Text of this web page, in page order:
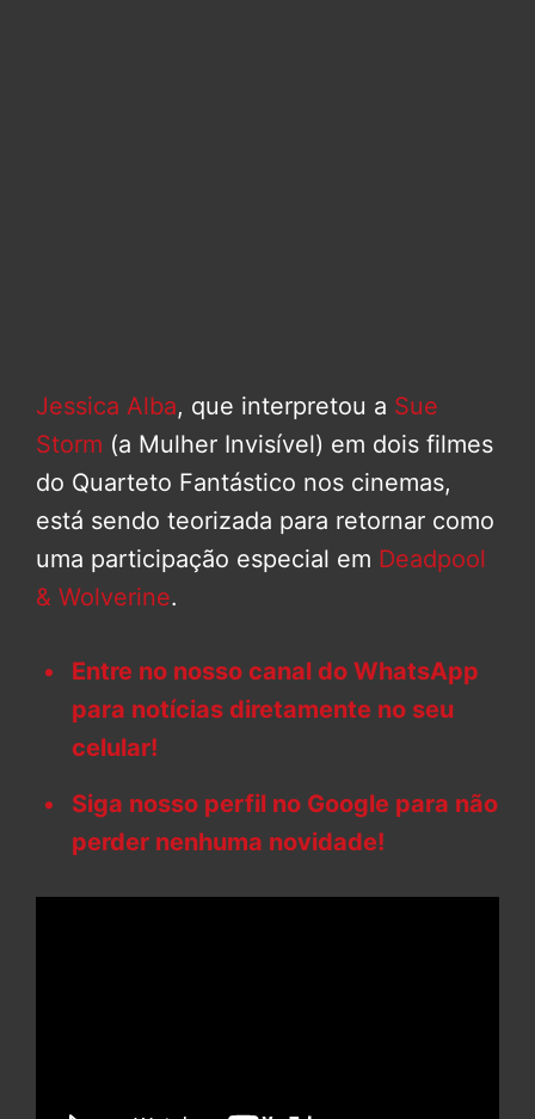
Jessica Alba, que interpretou a Sue
Storm (a Mulher Invisível) em dois filmes
do Quarteto Fantástico nos cinemas,
está sendo teorizada para retornar como
uma participação especial em Deadpool
& Wolverine.
Entre no nosso canal do WhatsApp
para notícias diretamente no seu
celular!
Siga nosso perfil no Google para não
perder nenhuma novidade!